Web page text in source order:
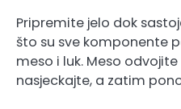
Pripremite jelo dok
što su sve komponente
meso i luk. Meso
nasjeckajte, a zatim